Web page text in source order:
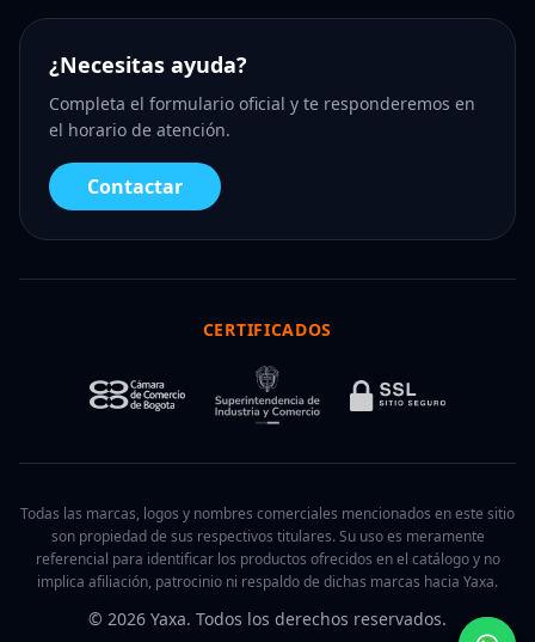
¿Necesitas ayuda?
Completa el formulario oficial y te responderemos en
el horario de atención.
Contactar
CERTIFICADOS
Todas las marcas, logos y nombres comerciales mencionados en este sitio
son propiedad de sus respectivos titulares. Su uso es meramente
referencial para identificar los productos ofrecidos en el catálogo y no
implica afiliación, patrocinio ni respaldo de dichas marcas hacia Yaxa.
© 2026 Yaxa. Todos los derechos reservados.